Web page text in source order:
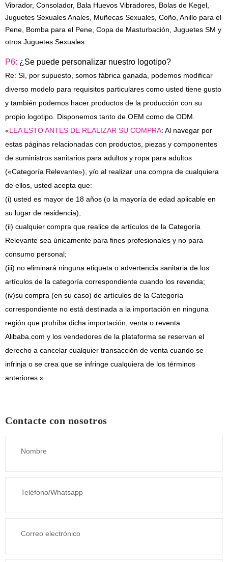
Vibrador, Consolador, Bala Huevos Vibradores, Bolas de Kegel,
Juguetes Sexuales Anales, Muñecas Sexuales, Coño, Anillo para el
Pene, Bomba para el Pene, Copa de Masturbación, Juguetes SM y
otros Juguetes Sexuales
P6: ¿Se puede personalizar nuestro logotipo?
Re: Sí, por supuesto, somos fábrica ganada, podemos modificar
diverso modelo para requisitos particulares como usted tiene gusto
y también podemos hacer productos de la producción con su
propio logotipo. Disponemos tanto de OEM como de ODM.
«LEA ESTO ANTES DE REALIZAR SU COMPRA: Al navegar por
estas páginas relacionadas con productos, piezas y componentes
de suministros sanitarios para adultos y ropa para adultos
(«Categoría Relevante»), y/o al realizar una compra de cualquiera
de ellos, usted acepta que:
(i) usted es mayor de 18 años (o la mayoría de edad aplicable en
su lugar de residencia);
(ii) cualquier compra que realice de artículos de la Categoría
Relevante sea únicamente para fines profesionales y no para
consumo personal;
(iii) no eliminará ninguna etiqueta o advertencia sanitaria de los
artículos de la categoría correspondiente cuando los revenda;
(iv)su compra (en su caso) de artículos de la Categoría
correspondiente no está destinada a la importación en ninguna
región que prohíba dicha importación, venta o reventa.
Alibaba.com y los vendedores de la plataforma se reservan el
derecho a cancelar cualquier transacción de venta cuando se
infrinja o se crea que se infringe cualquiera de los términos
anteriores.»
Contacte con nosotros